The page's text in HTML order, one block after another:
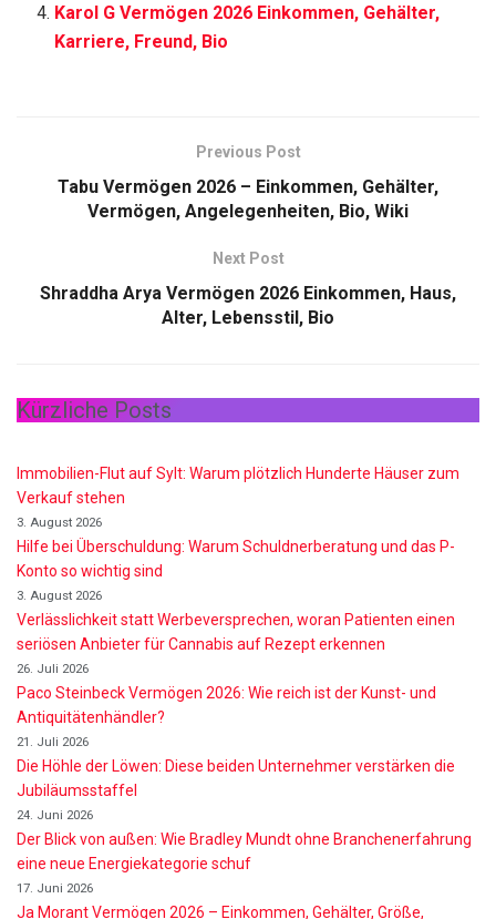
Karol G Vermögen 2026 Einkommen, Gehälter,
Karriere, Freund, Bio
Previous Post
Tabu Vermögen 2026 – Einkommen, Gehälter,
Vermögen, Angelegenheiten, Bio, Wiki
Next Post
Shraddha Arya Vermögen 2026 Einkommen, Haus,
Alter, Lebensstil, Bio
Kürzliche Posts
Immobilien-Flut auf Sylt: Warum plötzlich Hunderte Häuser zum
Verkauf stehen
3. August 2026
Hilfe bei Überschuldung: Warum Schuldnerberatung und das P-
Konto so wichtig sind
3. August 2026
Verlässlichkeit statt Werbeversprechen, woran Patienten einen
seriösen Anbieter für Cannabis auf Rezept erkennen
26. Juli 2026
Paco Steinbeck Vermögen 2026: Wie reich ist der Kunst- und
Antiquitätenhändler?
21. Juli 2026
Die Höhle der Löwen: Diese beiden Unternehmer verstärken die
Jubiläumsstaffel
24. Juni 2026
Der Blick von außen: Wie Bradley Mundt ohne Branchenerfahrung
eine neue Energiekategorie schuf
17. Juni 2026
Ja Morant Vermögen 2026 – Einkommen, Gehälter, Größe,